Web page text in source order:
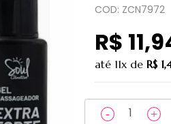
COD: ZCN7972
R$
até 11x de R$